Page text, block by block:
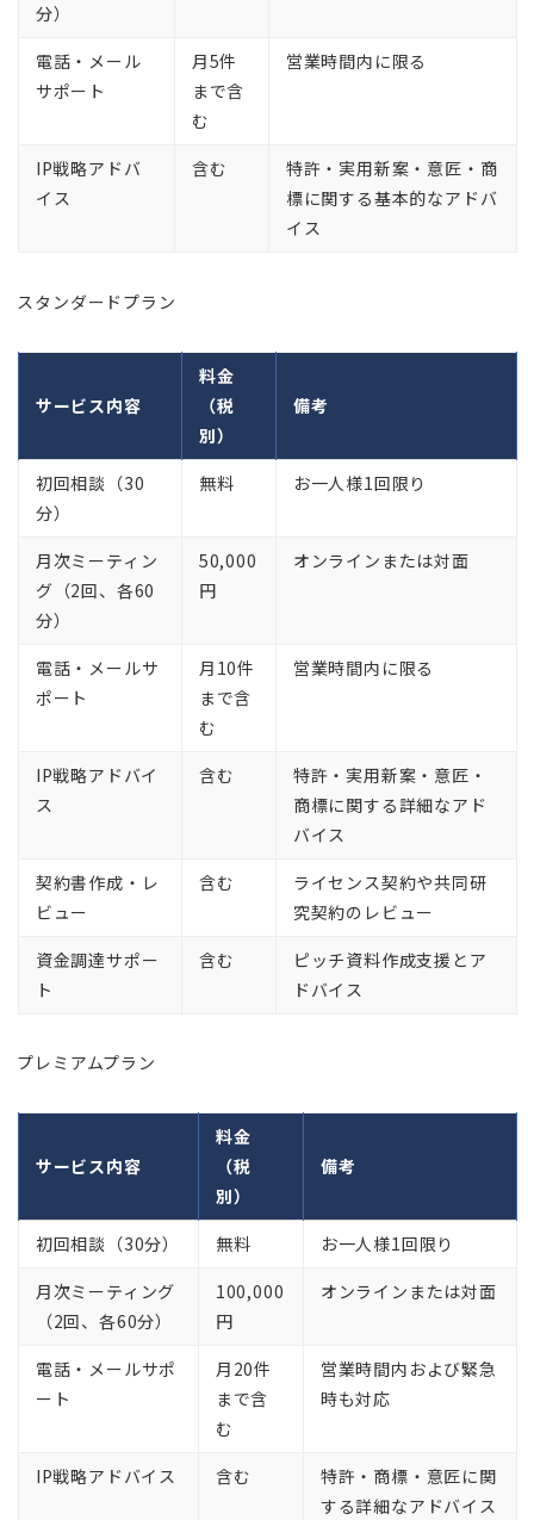
分）
電話・メール
サポート
月5件
まで含
む
営業時間内に限る
IP戦略アドバ
イス
含む
特許・実用新案・意匠・商
標に関する基本的なアドバ
イス
スタンダードプラン
サービス内容
料金
（税
別）
備考
初回相談（30
分）
無料 お一人様1回限り
月次ミーティン
グ（2回、各60
分）
50,000
円
オンラインまたは対面
電話・メールサ
ポート
月10件
まで含
む
営業時間内に限る
IP戦略アドバイ
ス
含む
特許・実用新案・意匠・
商標に関する詳細なアド
バイス
契約書作成・レ
ビュー
含む
ライセンス契約や共同研
究契約のレビュー
資金調達サポー
ト
含む
ピッチ資料作成支援とア
ドバイス
プレミアムプラン
サービス内容
料金
（税
別）
備考
初回相談（30分） 無料
お一人様1回限り
月次ミーティング
（2回、各60分）
100,000
円
オンラインまたは対面
電話・メールサポ
ート
月20件
まで含
む
営業時間内および緊急
時も対応
IP戦略アドバイス 含む
特許・商標・意匠に関
する詳細なアドバイス